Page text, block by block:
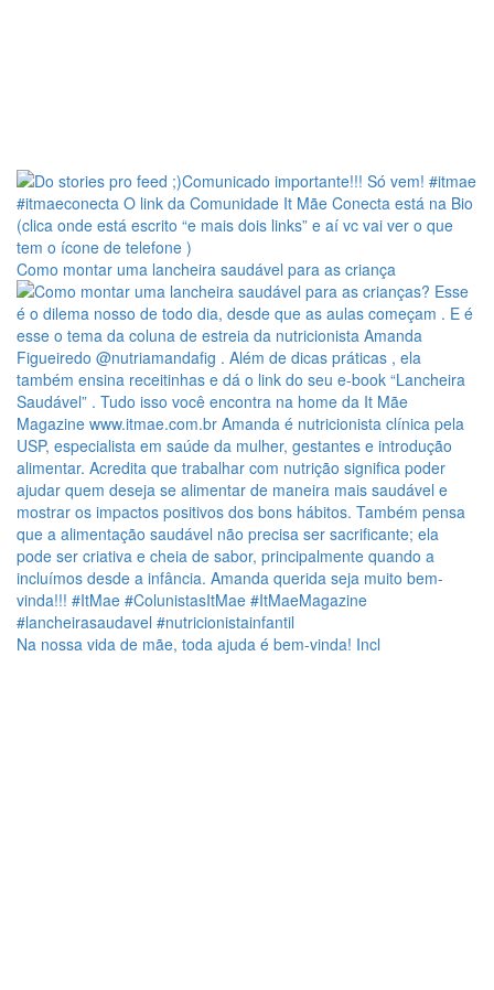
Como montar uma lancheira saudável para as criança
Na nossa vida de mãe, toda ajuda é bem-vinda! Incl